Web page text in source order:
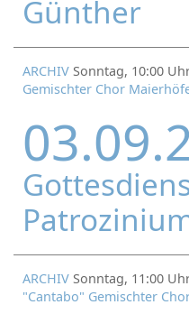
Günther
ARCHIV Sonntag, 10:00
Gemischter Chor
ARCHIV Sonntag, 11:00
"Cantabo" Gemischter